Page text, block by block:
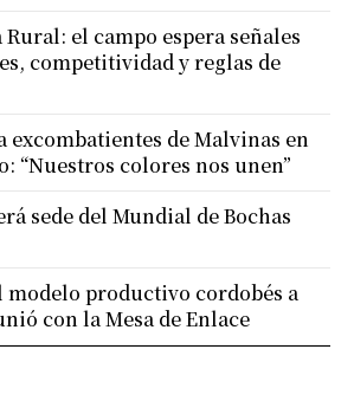
el campo espera señales
competitividad y reglas de
excombatientes de Malvinas en
“Nuestros colores nos unen”
sede del Mundial de Bochas
productivo cordobés a
con la Mesa de Enlace